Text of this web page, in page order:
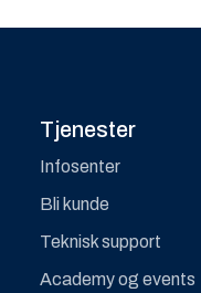
Tjenester
Infosenter
Bli kunde
Teknisk support
Academy og events